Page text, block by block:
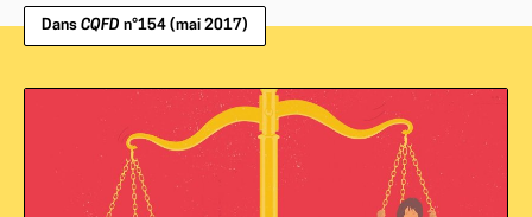
Dans CQFD n°154 (mai 2017)